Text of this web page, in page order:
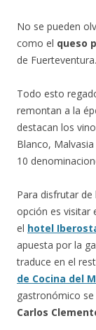
No se pueden
como el queso
de Fuerteventura.
Todo esto
remontan a la
destacan los
Blanco,
10
Para disfrutar
opción es visitar
el hotel
apuesta por la
traduce en el
de Cocina del
gastronómico
Carlos